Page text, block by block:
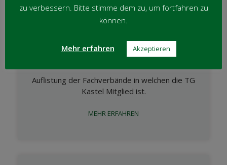
Verbände
Auflistung der Fachverbände in welchen die TG
Kastel Mitglied ist.
MEHR ERFAHREN
zu verbessern. Bitte stimme dem zu, um fortfahren zu
können.
Mehr erfahren Akzeptieren